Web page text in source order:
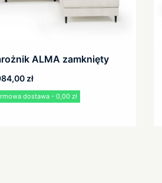
ALMA zamknięty
zł
dostawa - 0,00 zł